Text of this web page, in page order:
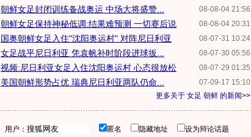
08-08-04 21:56
朝鲜女足封闭训练备战奥运 中场大将盛赞...
08-08-04 20:31
朝鲜女足保持神秘低调:结果难预测 一切赛后说
08-07-31 10:24
国奥朝鲜女足入住"沈阳奥运村" 对阵尼日利亚
08-07-30 05:56
女足战平尼日利亚 凭袁帆补时阶段进球扳...
08-07-29 01:35
视频:尼日利亚女足入住沈阳奥运村 心态很放松
07-09-17 15:10
美国朝鲜形势占优 瑞典尼日利亚两队仍命...
更多关于 女足 朝鲜 的新闻>>
用户： 匿名 隐藏地址
设为辩论话题